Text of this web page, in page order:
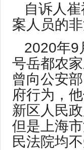
自诉人
案人员的非
2020年9
号岳都农
曾向公安
府行为，
新区人民
但是上海
民法院均不